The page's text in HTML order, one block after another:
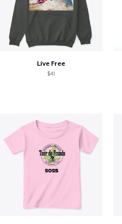
Live Free
$41